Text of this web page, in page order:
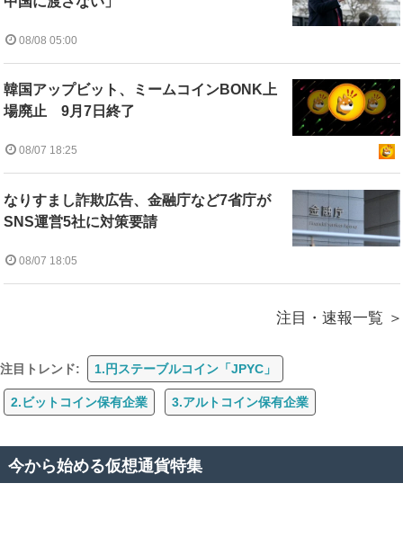
08/08 05:00
韓国アップビット、ミームコインBONK上
場廃止 9月7日終了
08/07 18:25
なりすまし詐欺広告、金融庁など7省庁が
SNS運営5社に対策要請
08/07 18:05
注目・速報一覧
注目トレンド: 1.円ステーブルコイン「JPYC」
2.ビットコイン保有企業 3.アルトコイン保有企業
今から始める仮想通貨特集